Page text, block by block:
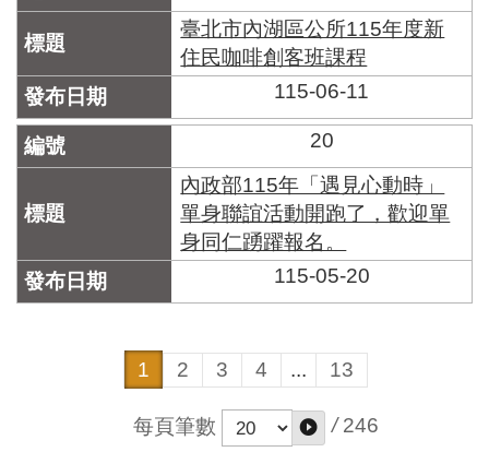
臺北市內湖區公所115年度新
住民咖啡創客班課程
115-06-11
20
內政部115年「遇見心動時」
單身聯誼活動開跑了，歡迎單
身同仁踴躍報名。
115-05-20
1 2 3 4 ... 13
每頁筆數 / 246